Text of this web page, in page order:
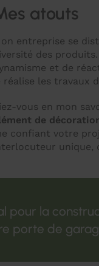
atouts
entreprise se
des
et de
réalise les travaux
vous en mon
de
confiant votre
unique,
pour la
porte de